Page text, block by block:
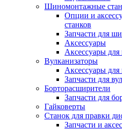
Шиномонтажные
Опции и
станков
Запчасти для
Аксессуары
Аксессуары
Вулканизаторы
Аксессуары для
Запчасти для
Борторасширители
Запчасти для
Гайковерты
Станок для правки
Запчасти и